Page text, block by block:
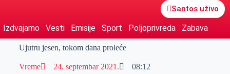
Santos uživo
Izdvajamo Vesti Emisije Sport Poljoprivreda Zabava
Ujutru jesen, tokom dana proleće
Vreme 24. septembar 2021. 08:12